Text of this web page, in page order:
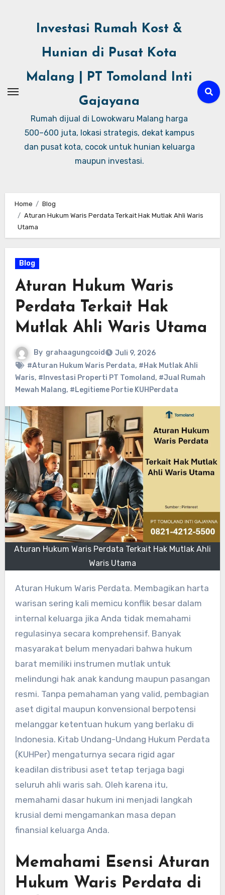
Investasi Rumah Kost &
Hunian di Pusat Kota
Malang | PT Tomoland Inti
Gajayana
Rumah dijual di Lowokwaru Malang harga
500–600 juta, lokasi strategis, dekat kampus
dan pusat kota, cocok untuk hunian keluarga
maupun investasi.
Home
Blog
Aturan Hukum Waris Perdata Terkait Hak Mutlak Ahli Waris
Utama
Blog
Aturan Hukum Waris
Perdata Terkait Hak
Mutlak Ahli Waris Utama
By grahaagungcoid
Juli 9, 2026
#Aturan Hukum Waris Perdata, #Hak Mutlak Ahli
Waris, #Investasi Properti PT Tomoland, #Jual Rumah
Mewah Malang, #Legitieme Portie KUHPerdata
Aturan Hukum Waris Perdata Terkait Hak Mutlak Ahli
Waris Utama
Aturan Hukum Waris Perdata. Membagikan harta
warisan sering kali memicu konflik besar dalam
internal keluarga jika Anda tidak memahami
regulasinya secara komprehensif. Banyak
masyarakat belum menyadari bahwa hukum
barat memiliki instrumen mutlak untuk
melindungi hak anak kandung maupun pasangan
resmi. Tanpa pemahaman yang valid, pembagian
aset digital maupun konvensional berpotensi
melanggar ketentuan hukum yang berlaku di
Indonesia. Kitab Undang-Undang Hukum Perdata
(KUHPer) mengaturnya secara rigid agar
keadilan distribusi aset tetap terjaga bagi
seluruh ahli waris sah. Oleh karena itu,
memahami dasar hukum ini menjadi langkah
krusial demi mengamankan masa depan
finansial keluarga Anda.
Memahami Esensi Aturan
Hukum Waris Perdata di